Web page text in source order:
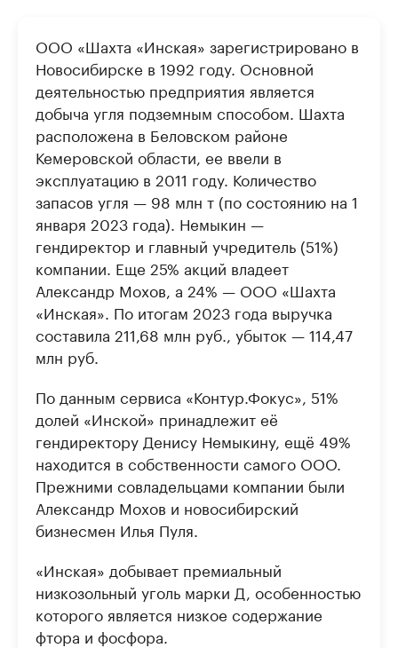
ООО «Шахта «Инская» зарегистрировано в
Новосибирске в 1992 году. Основной
деятельностью предприятия является
добыча угля подземным способом. Шахта
расположена в Беловском районе
Кемеровской области, ее ввели в
эксплуатацию в 2011 году. Количество
запасов угля — 98 млн т (по состоянию на 1
января 2023 года). Немыкин —
гендиректор и главный учредитель (51%)
компании. Еще 25% акций владеет
Александр Мохов, а 24% — ООО «Шахта
«Инская». По итогам 2023 года выручка
составила 211,68 млн руб., убыток — 114,47
млн руб.
По данным сервиса «Контур.Фокус», 51%
долей «Инской» принадлежит её
гендиректору Денису Немыкину, ещё 49%
находится в собственности самого ООО.
Прежними совладельцами компании были
Александр Мохов и новосибирский
бизнесмен Илья Пуля.
«Инская» добывает премиальный
низкозольный уголь марки Д, особенностью
которого является низкое содержание
фтора и фосфора.